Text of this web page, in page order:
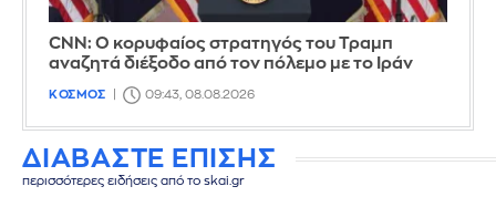
CNN: Ο κορυφαίος στρατηγός του Τραμπ
αναζητά διέξοδο από τον πόλεμο με το Ιράν
ΚΟΣΜΟΣ 09:43, 08.08.2026
ΔΙΑΒΑΣΤΕ ΕΠΙΣΗΣ
περισσότερες ειδήσεις από το skai.gr